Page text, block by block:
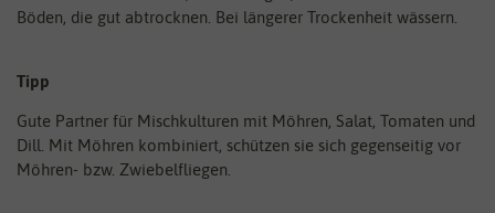
Böden, die gut abtrocknen. Bei längerer Trockenheit wässern.
Tipp
Gute Partner für Mischkulturen mit Möhren, Salat, Tomaten und
Dill. Mit Möhren kombiniert, schützen sie sich gegenseitig vor
Möhren- bzw. Zwiebelfliegen.